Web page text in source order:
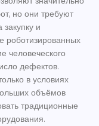
но они требуют
и
роботизированных
человеческого
дефектов.
в условиях
объёмов
традиционные